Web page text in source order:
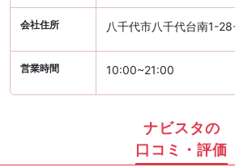
会社住所 八千代市八千代台南1-
営業時間 10:00~21:00
ナビスタの
口コミ・評価